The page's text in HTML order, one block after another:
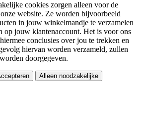
cookies zorgen alleen voor de
website. Ze worden bijvoorbeeld
in jouw winkelmandje te verzamelen
op jouw klantenaccount. Het is voor ons
conclusies over jou te trekken en
hiervan worden verzameld, zullen
doorgegeven.
Alleen noodzakelijke